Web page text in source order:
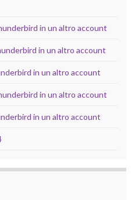
in un altro account
in un altro account
in un altro account
in un altro account
in un altro account